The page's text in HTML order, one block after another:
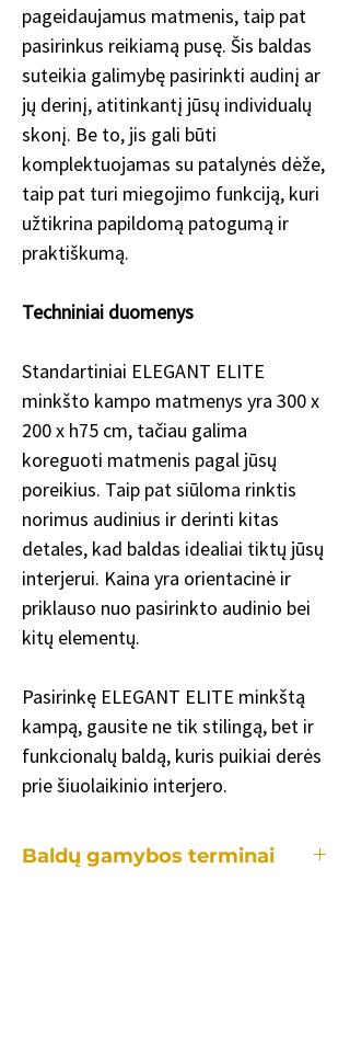
pageidaujamus matmenis, taip pat
pasirinkus reikiamą pusę. Šis baldas
suteikia galimybę pasirinkti audinį ar
jų derinį, atitinkantį jūsų individualų
skonį. Be to, jis gali būti
komplektuojamas su patalynės dėže,
taip pat turi miegojimo funkciją, kuri
užtikrina papildomą patogumą ir
praktiškumą.
Techniniai duomenys
Standartiniai ELEGANT ELITE
minkšto kampo matmenys yra 300 x
200 x h75 cm, tačiau galima
koreguoti matmenis pagal jūsų
poreikius. Taip pat siūloma rinktis
norimus audinius ir derinti kitas
detales, kad baldas idealiai tiktų jūsų
interjerui. Kaina yra orientacinė ir
priklauso nuo pasirinkto audinio bei
kitų elementų.
Pasirinkę ELEGANT ELITE minkštą
kampą, gausite ne tik stilingą, bet ir
funkcionalų baldą, kuris puikiai derės
prie šiuolaikinio interjero.
Baldų gamybos terminai